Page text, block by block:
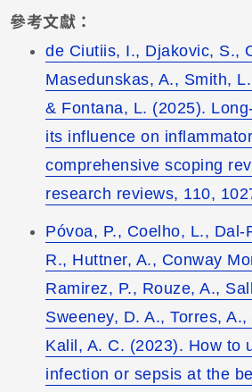
參考文獻：
de Ciutiis, I., Djakovic, S.,
Masedunskas, A., Smith,
& Fontana, L. (2025).
its influence on
comprehensive scoping
research reviews, 110,
Póvoa, P., Coelho, L., Dal-
R., Huttner, A., Conway
Ramirez, P., Rouze, A.,
Sweeney, D. A., Torres,
Kalil, A. C. (2023). How to
infection or sepsis at the